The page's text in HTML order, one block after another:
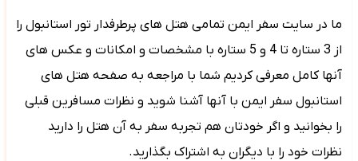
ما در سایت سفر ایمن تمامی هتل های پرطرفدار تور استانبول را
از 3 ستاره تا 4 و 5 ستاره با مشخصات و امکانات و عکس های
آنها کامل معرفی کردیم شما با مراجعه به صفحه هتل های
استانبول سفر ایمن با آنها آشنا شوید و نظرات مسافرین قبلی
را بخوانید و اگر خودتان هم تجربه سفر به آن هتل را دارید
نظرات خود را با دیگران به اشتراک بگذارید.